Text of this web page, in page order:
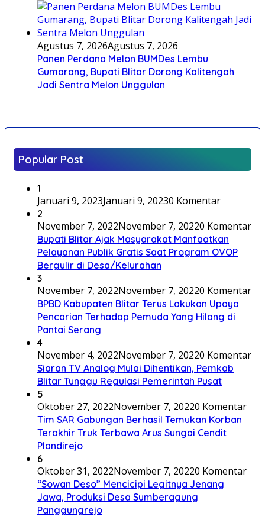
Agustus 7, 2026Agustus 7, 2026
Panen Perdana Melon BUMDes Lembu
Gumarang, Bupati Blitar Dorong Kalitengah
Jadi Sentra Melon Unggulan
Popular Post
1
Januari 9, 2023Januari 9, 20230 Komentar
2
November 7, 2022November 7, 20220 Komentar
Bupati Blitar Ajak Masyarakat Manfaatkan
Pelayanan Publik Gratis Saat Program OVOP
Bergulir di Desa/Kelurahan
3
November 7, 2022November 7, 20220 Komentar
BPBD Kabupaten Blitar Terus Lakukan Upaya
Pencarian Terhadap Pemuda Yang Hilang di
Pantai Serang
4
November 4, 2022November 7, 20220 Komentar
Siaran TV Analog Mulai Dihentikan, Pemkab
Blitar Tunggu Regulasi Pemerintah Pusat
5
Oktober 27, 2022November 7, 20220 Komentar
Tim SAR Gabungan Berhasil Temukan Korban
Terakhir Truk Terbawa Arus Sungai Cendit
Plandirejo
6
Oktober 31, 2022November 7, 20220 Komentar
“Sowan Deso” Mencicipi Legitnya Jenang
Jawa, Produksi Desa Sumberagung
Panggungrejo